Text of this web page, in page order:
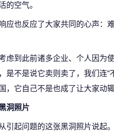
的空气。
应也反应了大家共同的心声：
虑到此前诸多企业、个人因为
是不是说它卖则卖了，我们连
，它自己不是也成了让大家动
洞照片
引起问题的这张黑洞照片说起